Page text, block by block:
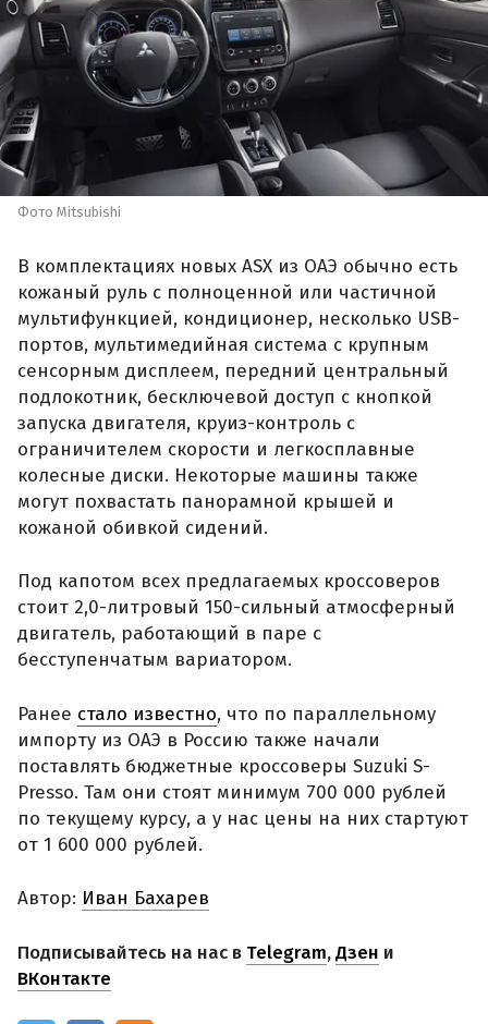
Фото Mitsubishi
В комплектациях новых ASX из ОАЭ обычно есть
кожаный руль с полноценной или частичной
мультифункцией, кондиционер, несколько USB-
портов, мультимедийная система с крупным
сенсорным дисплеем, передний центральный
подлокотник, бесключевой доступ с кнопкой
запуска двигателя, круиз-контроль с
ограничителем скорости и легкосплавные
колесные диски. Некоторые машины также
могут похвастать панорамной крышей и
кожаной обивкой сидений.
Под капотом всех предлагаемых кроссоверов
стоит 2,0-литровый 150-сильный атмосферный
двигатель, работающий в паре с
бесступенчатым вариатором.
Ранее стало известно, что по параллельному
импорту из ОАЭ в Россию также начали
поставлять бюджетные кроссоверы Suzuki S-
Presso. Там они стоят минимум 700 000 рублей
по текущему курсу, а у нас цены на них стартуют
от 1 600 000 рублей.
Автор: Иван Бахарев
Подписывайтесь на нас в Telegram,Дзен и
ВКонтакте